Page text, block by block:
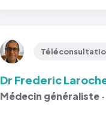
Dr Frederic
Médecin généraliste